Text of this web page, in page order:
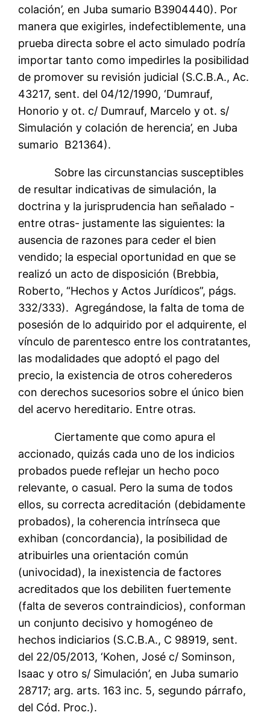
colación’, en Juba sumario B3904440). Por
manera que exigirles, indefectiblemente, una
prueba directa sobre el acto simulado podría
importar tanto como impedirles la posibilidad
de promover su revisión judicial (S.C.B.A., Ac.
43217, sent. del 04/12/1990, ‘Dumrauf,
Honorio y ot. c/ Dumrauf, Marcelo y ot. s/
Simulación y colación de herencia’, en Juba
sumario B21364).
Sobre las circunstancias susceptibles
de resultar indicativas de simulación, la
doctrina y la jurisprudencia han señalado -
entre otras- justamente las siguientes: la
ausencia de razones para ceder el bien
vendido; la especial oportunidad en que se
realizó un acto de disposición (Brebbia,
Roberto, “Hechos y Actos Jurídicos”, págs.
332/333). Agregándose, la falta de toma de
posesión de lo adquirido por el adquirente, el
vínculo de parentesco entre los contratantes,
las modalidades que adoptó el pago del
precio, la existencia de otros coherederos
con derechos sucesorios sobre el único bien
del acervo hereditario. Entre otras.
Ciertamente que como apura el
accionado, quizás cada uno de los indicios
probados puede reflejar un hecho poco
relevante, o casual. Pero la suma de todos
ellos, su correcta acreditación (debidamente
probados), la coherencia intrínseca que
exhiban (concordancia), la posibilidad de
atribuirles una orientación común
(univocidad), la inexistencia de factores
acreditados que los debiliten fuertemente
(falta de severos contraindicios), conforman
un conjunto decisivo y homogéneo de
hechos indiciarios (S.C.B.A., C 98919, sent.
del 22/05/2013, ‘Kohen, José c/ Sominson,
Isaac y otro s/ Simulación’, en Juba sumario
28717; arg. arts. 163 inc. 5, segundo párrafo,
del Cód. Proc.).